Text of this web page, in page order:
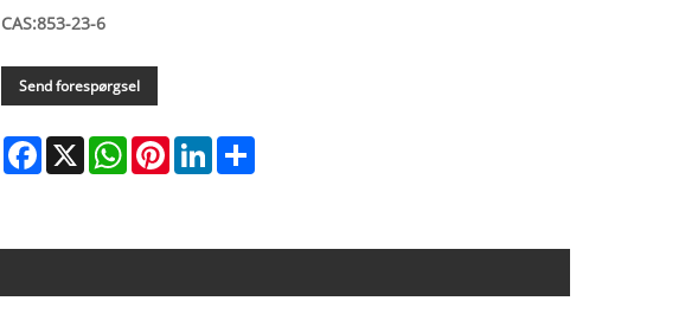
CAS:853-23-6
Send forespørgsel
Facebook
X WhatsAppPinterestLinkedInShare